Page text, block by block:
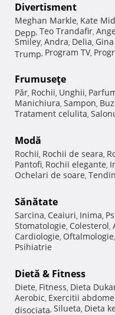
Divertisment
Meghan Markle, Kate
Depp, Teo Trandafir,
Smiley, Andra, Delia,
Trump, Program TV,
Frumuseţe
Păr, Rochii, Unghii,
Manichiura, Sampon,
Tratament celulita,
Modă
Rochii, Rochii de seara,
Pantofi, Rochii elegante,
Ochelari de soare,
Sănătate
Sarcina, Ceaiuri, Inima,
Stomatologie, Colesterol,
Cardiologie, Oftalmologie,
Psihiatrie
Dietă & Fitness
Diete, Fitness, Dieta
Aerobic, Exercitii
disociata, Silueta, Dieta